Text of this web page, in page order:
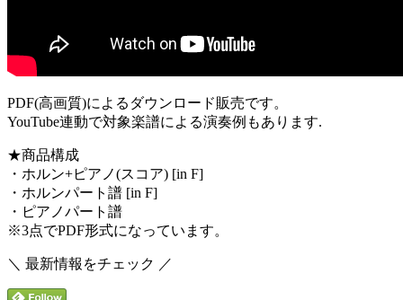
PDF(高画質)によるダウンロード販売です。
YouTube連動で対象楽譜による演奏例もあります.
★商品構成
・ホルン+ピアノ(スコア) [in F]
・ホルンパート譜 [in F]
・ピアノパート譜
※3点でPDF形式になっています。
＼ 最新情報をチェック ／